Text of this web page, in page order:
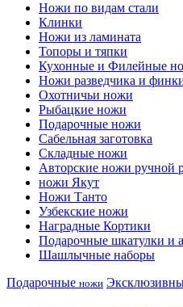
Ножи по видам стали
Клинки
Ножи из ламината
Топоры и тяпки
Кухонные и Филейные
Ножи разведчика и
Охотничьи ножи
Рыбацкие ножи
Подарочные ножи
Сабельная заготовка
Складные ножи
Авторские ножи ручной
ножи Якут
Ножи Танто
Узбекские ножи
Наградные Кортики
Подарочные шкатулки и
Шашлычные наборы
Подарочные ножи